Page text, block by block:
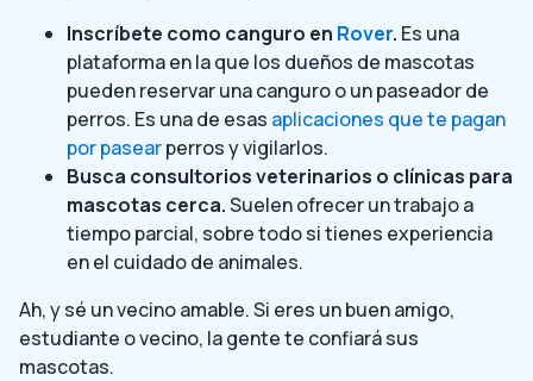
Inscríbete como canguro en Rover. Es una
plataforma en la que los dueños de mascotas
pueden reservar una canguro o un paseador de
perros. Es una de esas aplicaciones que te pagan
por pasearperros y vigilarlos.
Busca consultorios veterinarios o clínicas para
mascotas cerca.Suelen ofrecer un trabajo a
tiempo parcial, sobre todo si tienes experiencia
en el cuidado de animales.
Ah, y sé un vecino amable.Si eres un buen amigo,
estudiante o vecino, la gente te confiará sus
mascotas.